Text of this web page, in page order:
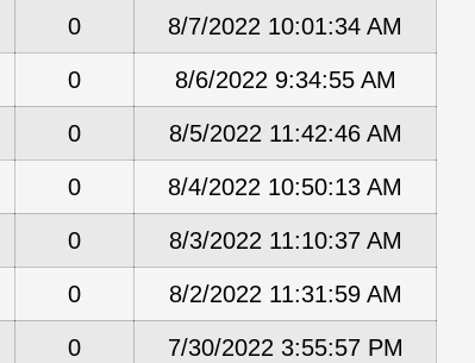
0 8/7/2022 10:01:34 AM
0 8/6/2022 9:34:55 AM
0 8/5/2022 11:42:46 AM
0 8/4/2022 10:50:13 AM
0 8/3/2022 11:10:37 AM
0 8/2/2022 11:31:59 AM
0 7/30/2022 3:55:57 PM